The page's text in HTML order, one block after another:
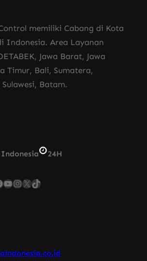
memiliki Cabang di Kota
Indonesia. Area Layanan
Jawa Barat, Jawa
Timur, Bali, Sumatera,
Batam.
24H
YouTube Instagram X TikTok